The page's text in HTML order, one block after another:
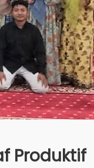
Produktif